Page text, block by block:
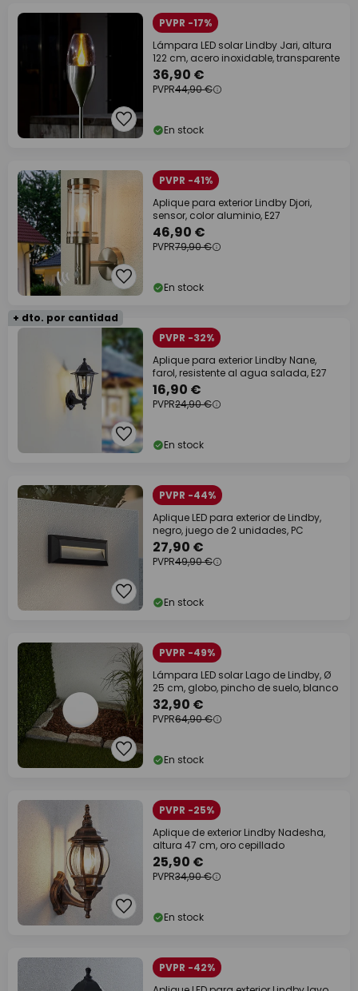
PVPR -17%
Lámpara LED solar Lindby Jari, altura
122 cm, acero inoxidable, transparente
36,90 €
PVPR44,90 €
En stock
PVPR -41%
Aplique para exterior Lindby Djori,
sensor, color aluminio, E27
46,90 €
PVPR79,90 €
En stock
+ dto. por cantidad
PVPR -32%
Aplique para exterior Lindby Nane,
farol, resistente al agua salada, E27
16,90 €
PVPR24,90 €
En stock
PVPR -44%
Aplique LED para exterior de Lindby,
negro, juego de 2 unidades, PC
27,90 €
PVPR49,90 €
En stock
PVPR -49%
Lámpara LED solar Lago de Lindby, Ø
25 cm, globo, pincho de suelo, blanco
32,90 €
PVPR64,90 €
En stock
PVPR -25%
Aplique de exterior Lindby Nadesha,
altura 47 cm, oro cepillado
25,90 €
PVPR34,90 €
En stock
PVPR -42%